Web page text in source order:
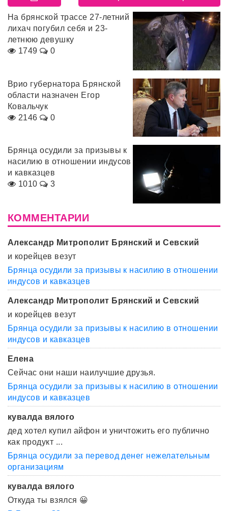
На брянской трассе 27-летний
лихач погубил себя и 23-
летнюю девушку
1749
0
Врио губернатора Брянской
области назначен Егор
Ковальчук
2146
0
Брянца осудили за призывы к
насилию в отношении индусов
и кавказцев
1010
3
КОММЕНТАРИИ
Александр Митрополит Брянский и Севский
и корейцев везут
Брянца осудили за призывы к насилию в отношении
индусов и кавказцев
Александр Митрополит Брянский и Севский
и корейцев везут
Брянца осудили за призывы к насилию в отношении
индусов и кавказцев
Елена
Сейчас они наши наилучшие друзья.
Брянца осудили за призывы к насилию в отношении
индусов и кавказцев
кувалда вялого
дед хотел купил айфон и уничтожить его публично
как продукт ...
Брянца осудили за перевод денег нежелательным
организациям
кувалда вялого
Откуда ты взялся 😀